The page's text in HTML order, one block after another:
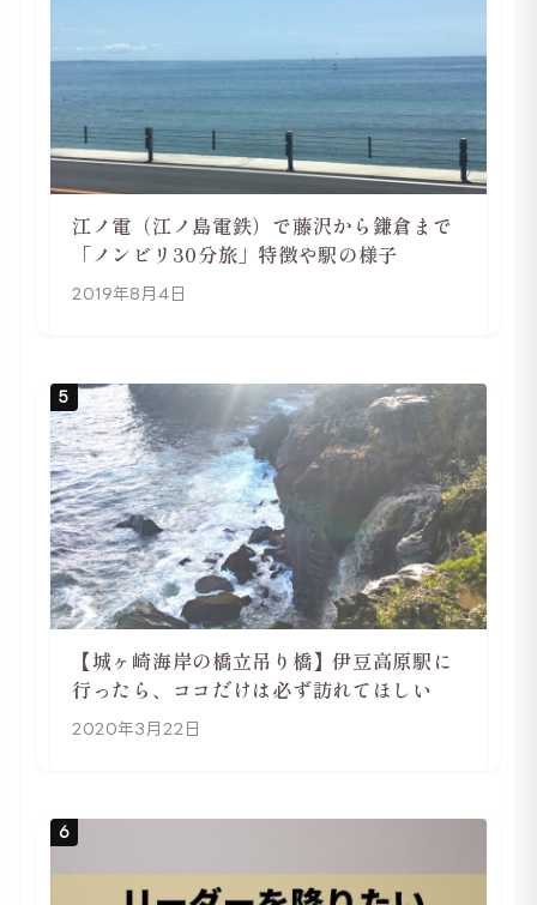
江ノ電（江ノ島電鉄）で藤沢から鎌倉まで
「ノンビリ30分旅」特徴や駅の様子
2019年8月4日
5
【城ヶ崎海岸の橋立吊り橋】伊豆高原駅に
行ったら、ココだけは必ず訪れてほしい
2020年3月22日
6